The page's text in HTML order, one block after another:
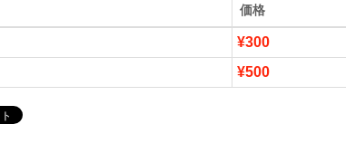
価格
¥300
¥500